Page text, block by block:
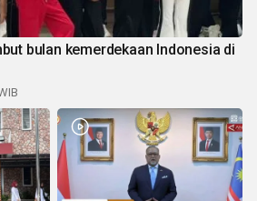
bulan kemerdekaan Indonesia di